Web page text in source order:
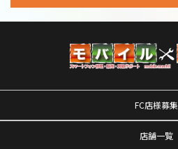
FC店様募集
店舗一覧